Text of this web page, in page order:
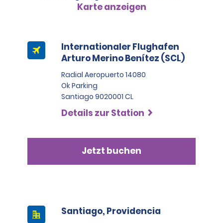
Die folgenden Zahlungsarten werden nicht akzeptiert:
• Virtuelle Karten (Apple Pay, Samsung Pay usw.)
• Lokale Kreditkarten spezifischer Einzelhändler
Zum Zeitpunkt der Anmietung wird eine Kaution
zuzüglich der geschätzten Mietkosten erhoben.
Für alle Fahrzeugklassen beträgt die Kaution
Karte anzeigen
Internationaler Flughafen
Arturo Merino Benítez (SCL)
Radial Aeropuerto 14080
Ok Parking
Santiago 9020001 CL
Details zur Station
Jetzt buchen
Santiago, Providencia